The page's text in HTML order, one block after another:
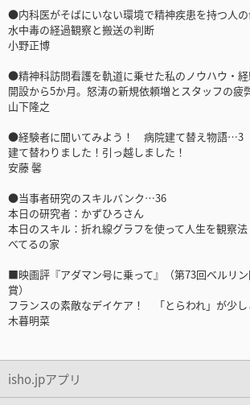
●内科医がそばにいない環境で精神疾患を持つ人
水中毒の経過観察と搬送の判断
小野正博
●精神科訪問看護を軌道に乗せた私のノウハウ・
開設から5か月。怒涛の新規依頼増とスタッフの疲
山下隆之
●経験者に聞いてみよう！ 病院建て替え物語…3
建て替わりました！引っ越しました！
安藤 馨
●当事者研究のスキルバンク…36
本日の研究者：かずひろさん
本日のスキル：折れ線グラフを使って人生を観察法
べてるの家
■映画評『アダマン号に乗って』（第73回ベルリ
賞）
フランスの素敵なデイケア！ 「とらわれ」が少し
木暮明菜
isho.jpアプリ